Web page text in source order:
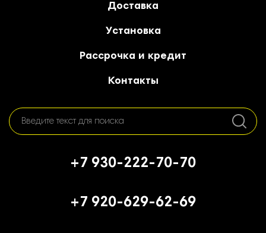
Доставка
Установка
Рассрочка и кредит
Контакты
+7 930-222-70-70
+7 920-629-62-69